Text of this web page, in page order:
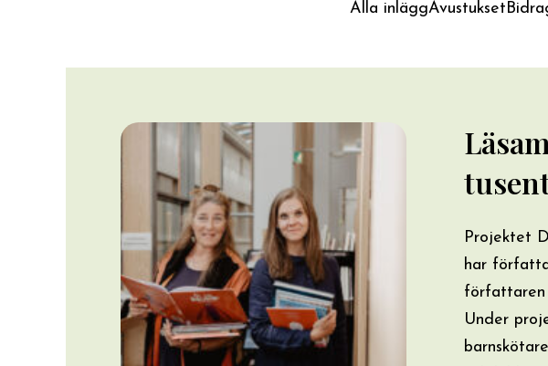
Alla inläggAvustukset
Projektet
har
författaren
Under